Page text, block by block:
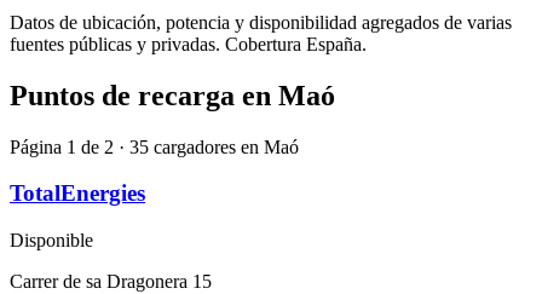
Datos de ubicación, potencia y disponibilidad agregados de varias
fuentes públicas y privadas. Cobertura España.
Puntos de recarga en Maó
Página 1 de 2 · 35 cargadores en Maó
TotalEnergies
Disponible
Carrer de sa Dragonera 15